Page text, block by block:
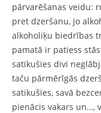
pārvarēšanas veidu:
pret dzeršanu, jo
alkoholiķu biedrības
pamatā ir patiess
satikušies divi
taču pārmērīgās
satikušies, savā
pienācis vakars un…,